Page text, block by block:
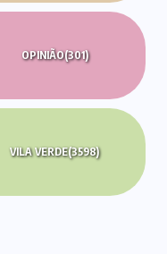
OPINIÃO(301)
VILA VERDE(3598)